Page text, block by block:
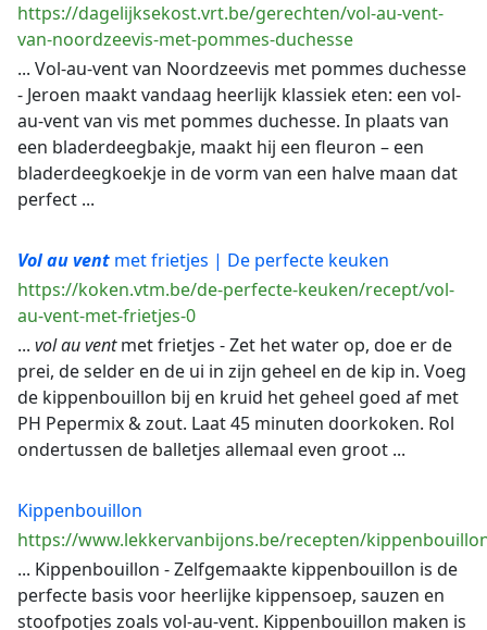
https://dagelijksekost.vrt.be/gerechten/vol-au-vent-
van-noordzeevis-met-pommes-duchesse
... Vol-au-vent van Noordzeevis met pommes duchesse
- Jeroen maakt vandaag heerlijk klassiek eten: een vol-
au-vent van vis met pommes duchesse. In plaats van
een bladerdeegbakje, maakt hij een fleuron – een
bladerdeegkoekje in de vorm van een halve maan dat
perfect ...
Volauvent met frietjes | De perfecte keuken
https://koken.vtm.be/de-perfecte-keuken/recept/vol-
au-vent-met-frietjes-0
... volauventmet frietjes - Zet het water op, doe er de
prei, de selder en de ui in zijn geheel en de kip in. Voeg
de kippenbouillon bij en kruid het geheel goed af met
PH Pepermix & zout. Laat 45 minuten doorkoken. Rol
ondertussen de balletjes allemaal even groot ...
Kippenbouillon
https://www.lekkervanbijons.be/recepten/
... Kippenbouillon - Zelfgemaakte kippenbouillon is de
perfecte basis voor heerlijke kippensoep, sauzen en
stoofpotjes zoals vol-au-vent. Kippenbouillon maken is